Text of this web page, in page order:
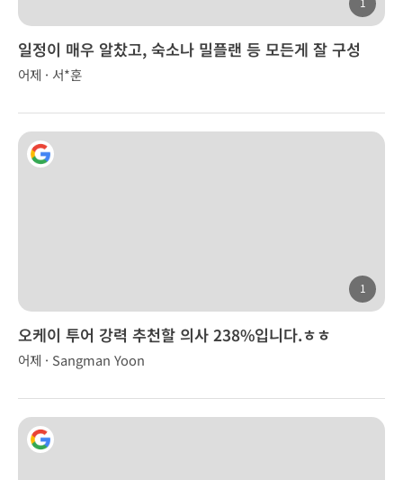
일정이 매우 알찼고, 숙소나 밀플랜 등 모든게 잘 구성
어제 · 서*훈
1
오케이 투어 강력 추천할 의사 238%입니다.ㅎㅎ
어제 · Sangman Yoon